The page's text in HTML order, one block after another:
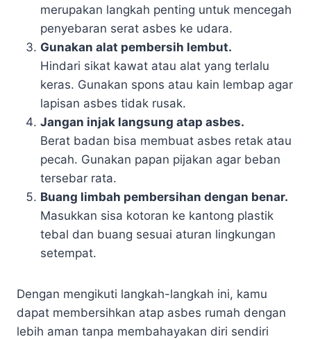
merupakan langkah penting untuk mencegah
penyebaran serat asbes ke udara.
Gunakan alat pembersih lembut.
Hindari sikat kawat atau alat yang terlalu
keras. Gunakan spons atau kain lembap agar
lapisan asbes tidak rusak.
Jangan injak langsung atap asbes.
Berat badan bisa membuat asbes retak atau
pecah. Gunakan papan pijakan agar beban
tersebar rata.
Buang limbah pembersihan dengan benar.
Masukkan sisa kotoran ke kantong plastik
tebal dan buang sesuai aturan lingkungan
setempat.
Dengan mengikuti langkah-langkah ini, kamu
dapat membersihkan atap asbes rumah dengan
lebih aman tanpa membahayakan diri sendiri